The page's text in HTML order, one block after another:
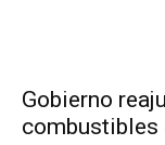
Gobierno
combustibles